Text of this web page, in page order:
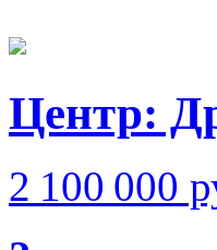
Центр:
2 100 000